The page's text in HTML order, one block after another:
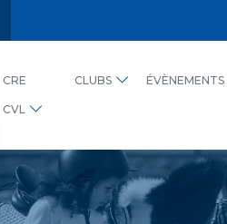
CRE
CVL
CLUBS ÉVÈNEMENTS